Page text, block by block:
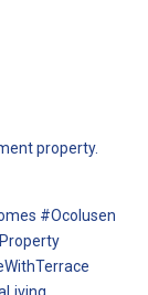
property.
#Ocolusen